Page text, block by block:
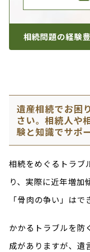
相続問題の経験
遺産相続でお困
さい。相続人や
験と知識でサポ
相続をめぐるトラブ
り、実際に近年増加
「骨肉の争い」はで
かかるトラブルを防
成がありますが、遺